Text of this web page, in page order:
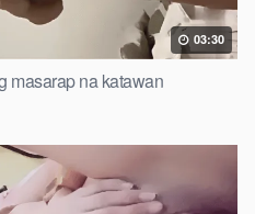
03:30
masarap na katawan